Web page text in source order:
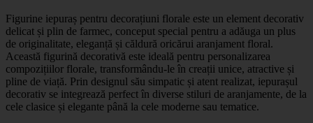
Figurine iepuraș pentru decorațiuni florale este un element decorativ
delicat și plin de farmec, conceput special pentru a adăuga un plus
de originalitate, eleganță și căldură oricărui aranjament floral.
Această figurină decorativă este ideală pentru personalizarea
compozițiilor florale, transformându-le în creații unice, atractive și
pline de viață. Prin designul său simpatic și atent realizat, iepurașul
decorativ se integrează perfect în diverse stiluri de aranjamente, de la
cele clasice și elegante până la cele moderne sau tematice.